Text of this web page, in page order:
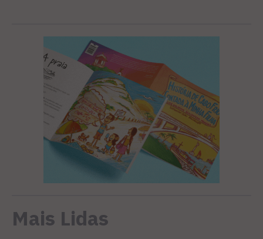
Mais Lidas